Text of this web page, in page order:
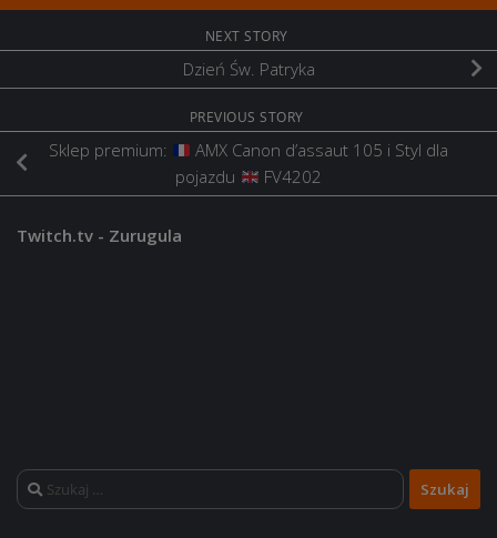
NEXT STORY
Dzień Św. Patryka
PREVIOUS STORY
Sklep premium:
AMX Canon d’assaut 105 i Styl dla
pojazdu
FV4202
Twitch.tv - Zurugula
Szukaj: